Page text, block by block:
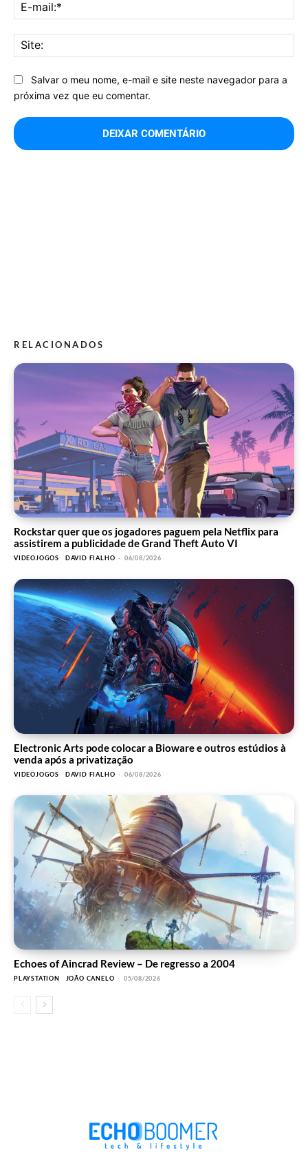
Salvar o meu nome, e-mail e site neste navegador para a
próxima vez que eu comentar.
RELACIONADOS
Rockstar quer que os jogadores paguem pela Netflix para
assistirem a publicidade de Grand Theft Auto VI
VIDEOJOGOS DAVID FIALHO - 06/08/2026
Electronic Arts pode colocar a Bioware e outros estúdios à
venda após a privatização
VIDEOJOGOS DAVID FIALHO - 06/08/2026
Echoes of Aincrad Review – De regresso a 2004
PLAYSTATION JOÃO CANELO - 05/08/2026